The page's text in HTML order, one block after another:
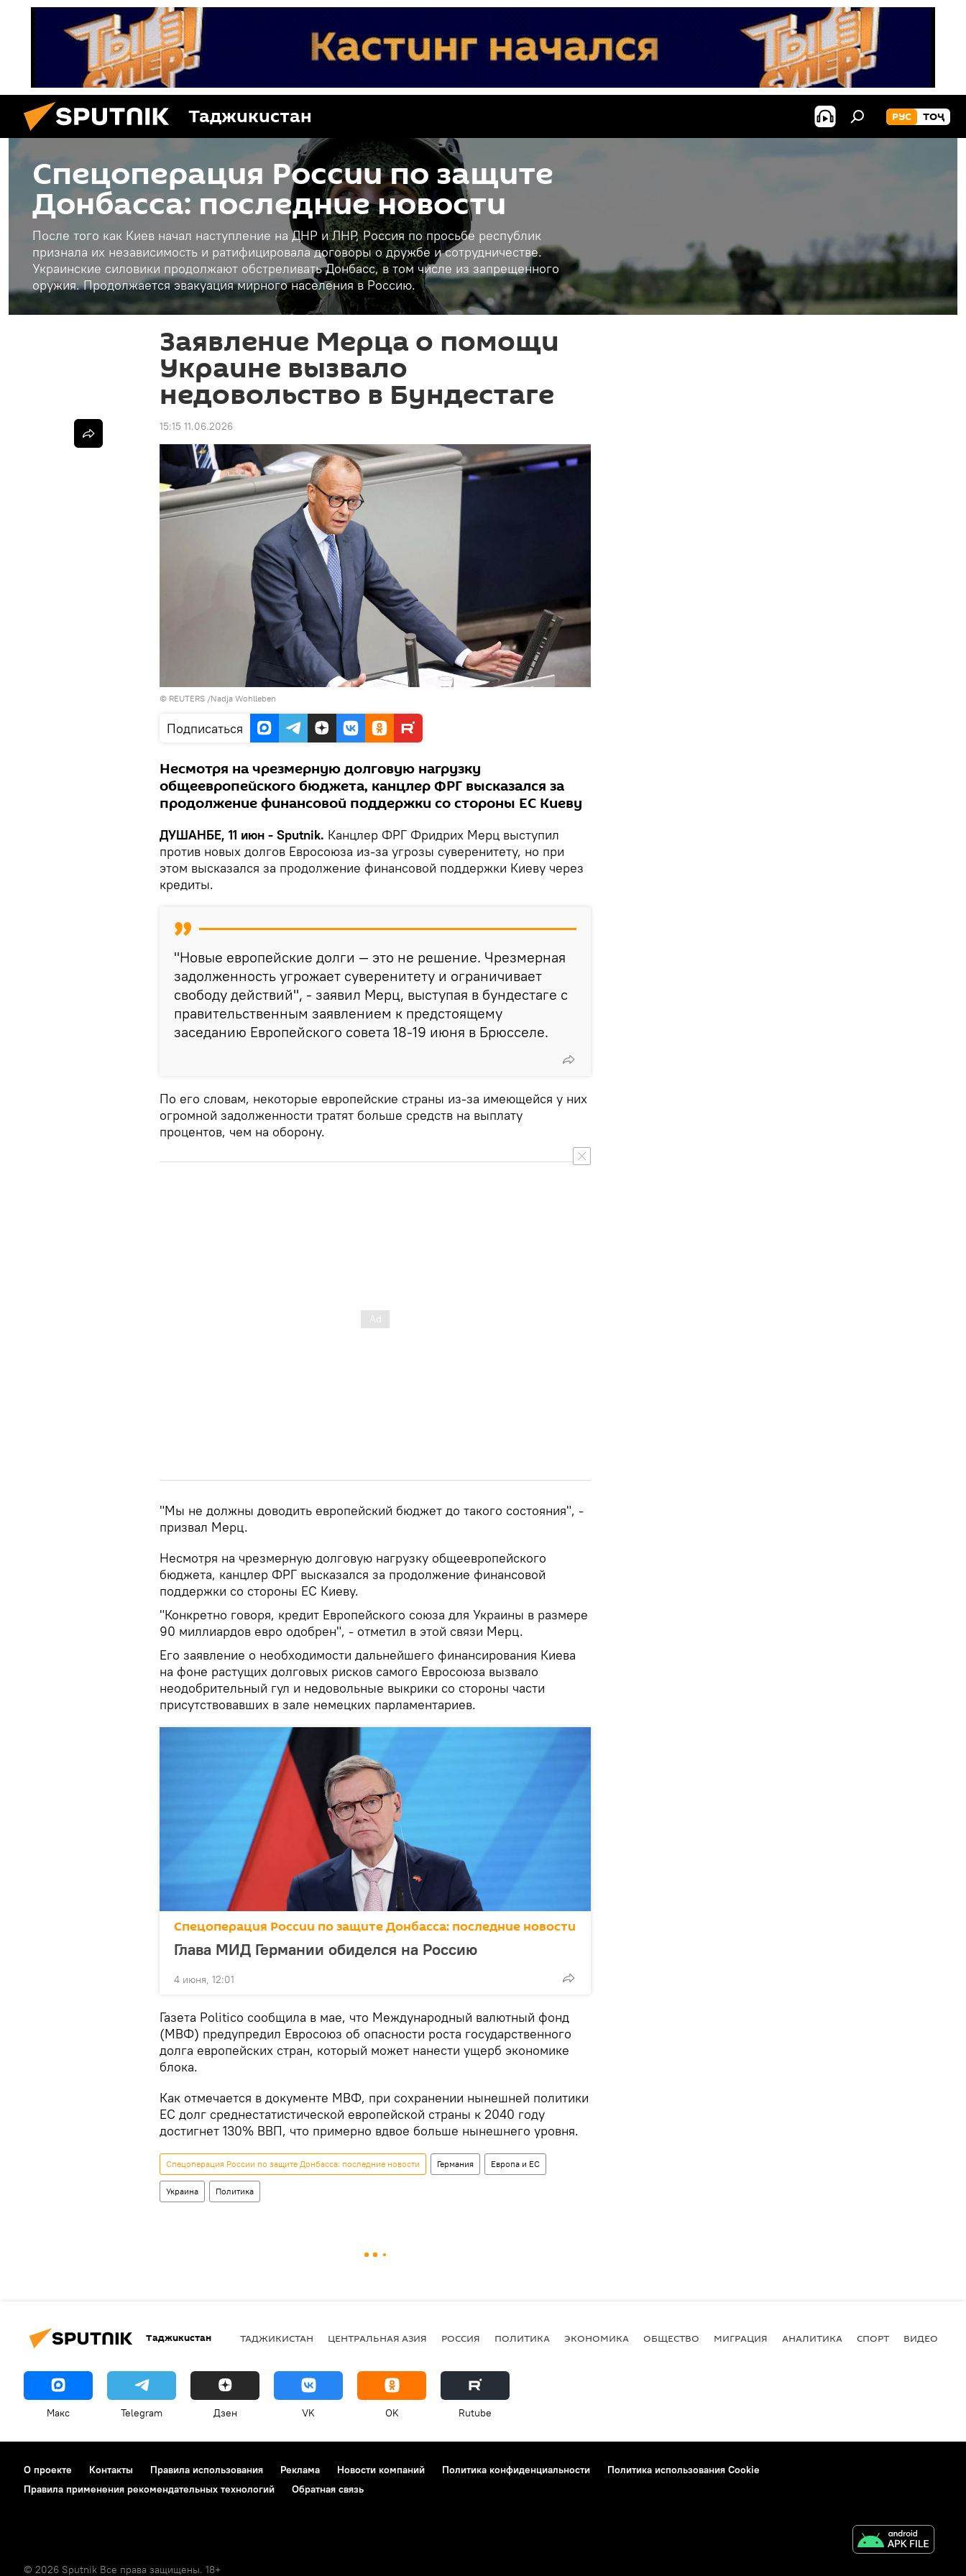
Таджикистан РУС ТОҶ
Спецоперация России по защите
Донбасса: последние новости
После того как Киев начал наступление на ДНР и ЛНР, Россия по просьбе республик
признала их независимость и ратифицировала договоры о дружбе и сотрудничестве.
Украинские силовики продолжают обстреливать Донбасс, в том числе из запрещенного
оружия. Продолжается эвакуация мирного населения в Россию.
Заявление Мерца о помощи
Украине вызвало
недовольство в Бундестаге
15:15 11.06.2026
© REUTERS /Nadja Wohlleben
Подписаться
Несмотря на чрезмерную долговую нагрузку
общеевропейского бюджета, канцлер ФРГ высказался за
продолжение финансовой поддержки со стороны ЕС Киеву
ДУШАНБЕ, 11 июн - Sputnik. Канцлер ФРГ Фридрих Мерц выступил
против новых долгов Евросоюза из-за угрозы суверенитету, но при
этом высказался за продолжение финансовой поддержки Киеву через
кредиты.
"Новые европейские долги — это не решение. Чрезмерная
задолженность угрожает суверенитету и ограничивает
свободу действий", - заявил Мерц, выступая в бундестаге с
правительственным заявлением к предстоящему
заседанию Европейского совета 18-19 июня в Брюсселе.
По его словам, некоторые европейские страны из-за имеющейся у них
огромной задолженности тратят больше средств на выплату
процентов, чем на оборону.
"Мы не должны доводить европейский бюджет до такого состояния", -
призвал Мерц.
Несмотря на чрезмерную долговую нагрузку общеевропейского
бюджета, канцлер ФРГ высказался за продолжение финансовой
поддержки со стороны ЕС Киеву.
"Конкретно говоря, кредит Европейского союза для Украины в размере
90 миллиардов евро одобрен", - отметил в этой связи Мерц.
Его заявление о необходимости дальнейшего финансирования Киева
на фоне растущих долговых рисков самого Евросоюза вызвало
неодобрительный гул и недовольные выкрики со стороны части
присутствовавших в зале немецких парламентариев.
Спецоперация России по защите Донбасса: последние новости
Глава МИД Германии обиделся на Россию
4 июня, 12:01
Газета Politico сообщила в мае, что Международный валютный фонд
(МВФ) предупредил Евросоюз об опасности роста государственного
долга европейских стран, который может нанести ущерб экономике
блока.
Как отмечается в документе МВФ, при сохранении нынешней политики
ЕС долг среднестатистической европейской страны к 2040 году
достигнет 130% ВВП, что примерно вдвое больше нынешнего уровня.
Спецоперация России по защите Донбасса: последние новости Германия Европа и ЕС
Украина Политика
Таджикистан ТАДЖИКИСТАН ЦЕНТРАЛЬНАЯ АЗИЯ РОССИЯ ПОЛИТИКА ЭКОНОМИКА ОБЩЕСТВО МИГРАЦИЯ АНАЛИТИКА СПОРТ ВИДЕО
Макс Telegram Дзен VK OK Rutube
О проекте Контакты Правила использования Реклама Новости компаний Политика конфиденциальности
Политика использования Cookie
Правила применения рекомендательных технологий
Обратная связь
© 2026 Sputnik Все права защищены. 18+